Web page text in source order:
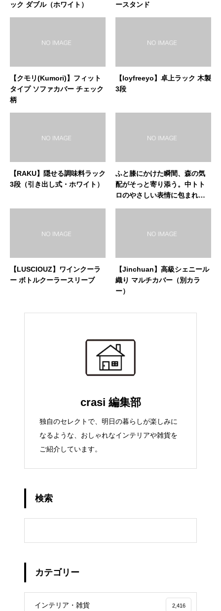
ック ダブル（ホワイト）
ースタンド
【クモリ(Kumori)】フィット
タイプ ソファカバー チェック
柄
【loyfreeyo】卓上ラック 木製
3段
【RAKU】隠せる調味料ラック
3段（引き出し式・ホワイト）
ふと膝にかけた瞬間、森の気
配がそっと寄り添う。中トト
ロのやさしい表情に包まれ
【LUSCIOUZ】ワインクーラ
ー ボトルクーラースリーブ
【Jinchuan】高級シェニール
織り マルチカバー（別カラ
ー）
crasi 編集部
独自のセレクトで、明日の暮らしが楽しみに
なるような、おしゃれなインテリアや雑貨を
ご紹介しています。
検索
カテゴリー
インテリア・雑貨 2,416